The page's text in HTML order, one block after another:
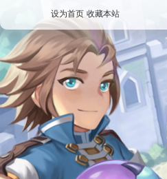
设为首页 收藏本站